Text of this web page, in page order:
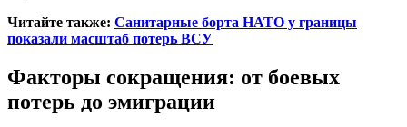
Читайте также: Санитарные борта НАТО у границы
показали масштаб потерь ВСУ
Факторы сокращения: от боевых
потерь до эмиграции